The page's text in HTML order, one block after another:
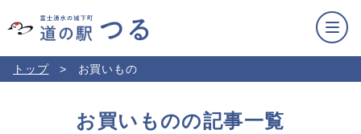
トップ お買いもの
お買いものの記事一覧